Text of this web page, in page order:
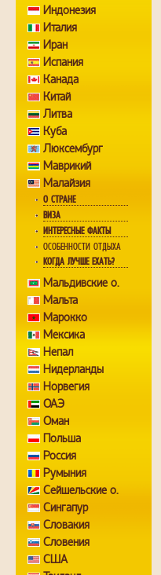
Индонезия
Италия
Иран
Испания
Канада
Китай
Литва
Куба
Люксембург
Маврикий
Малайзия
О СТРАНЕ
ВИЗА
ИНТЕРЕСНЫЕ ФАКТЫ
ОСОБЕННОСТИ ОТДЫХА
КОГДА ЛУЧШЕ ЕХАТЬ?
Мальдивские о.
Мальта
Марокко
Мексика
Непал
Нидерланды
Норвегия
ОАЭ
Оман
Польша
Россия
Румыния
Сейшельские о.
Сингапур
Словакия
Словения
США